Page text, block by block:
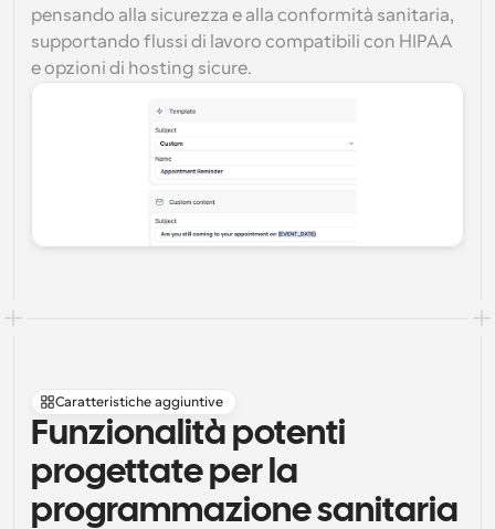
pensando alla sicurezza e alla conformità sanitaria,
supportando flussi di lavoro compatibili con HIPAA
e opzioni di hosting sicure.
Caratteristiche aggiuntive
Funzionalità potenti
progettate per la
programmazione sanitaria